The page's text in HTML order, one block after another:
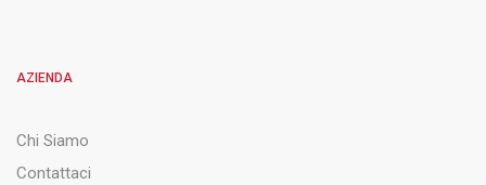
AZIENDA
Chi Siamo
Contattaci